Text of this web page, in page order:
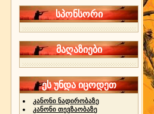
სპონსორი
მაღაზიები
ეს უნდა იცოდეთ
კანონი ნადირობაზე
კანონი თევზაობაზე